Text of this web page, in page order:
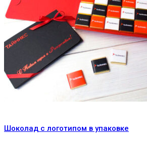
Шоколад с логотипом в упаковке